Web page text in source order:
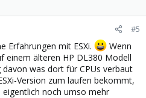
#5
Erfahrungen mit ESXi.
Wenn
einem älteren HP DL380 Modell
was dort für CPUs verbaut
Version zum laufen bekommt,
eigentlich noch umso mehr